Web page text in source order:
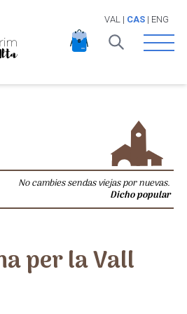
VAL | CAS| ENG
Open
No cambies sendas viejas por nuevas.
Dicho popular
per la Vall